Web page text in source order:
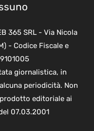
365 SRL - Via Nicola
- Codice Fiscale e
giornalistica, in
periodicità. Non
editoriale ai
07.03.2001